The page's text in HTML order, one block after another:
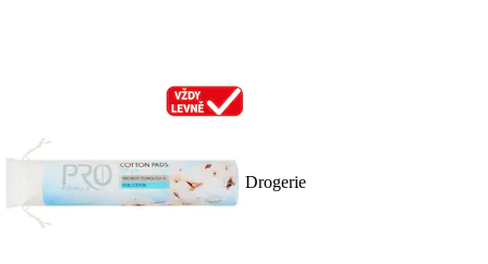
Drogerie